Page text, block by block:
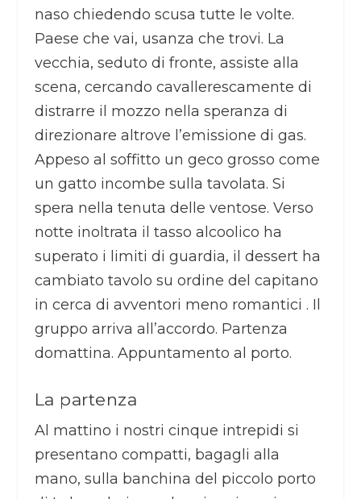
naso chiedendo scusa tutte le volte.
Paese che vai, usanza che trovi. La
vecchia, seduto di fronte, assiste alla
scena, cercando cavallerescamente di
distrarre il mozzo nella speranza di
direzionare altrove l’emissione di gas.
Appeso al soffitto un geco grosso come
un gatto incombe sulla tavolata. Si
spera nella tenuta delle ventose. Verso
notte inoltrata il tasso alcoolico ha
superato i limiti di guardia, il dessert ha
cambiato tavolo su ordine del capitano
in cerca di avventori meno romantici . Il
gruppo arriva all’accordo. Partenza
domattina. Appuntamento al porto.
La partenza
Al mattino i nostri cinque intrepidi si
presentano compatti, bagagli alla
mano, sulla banchina del piccolo porto